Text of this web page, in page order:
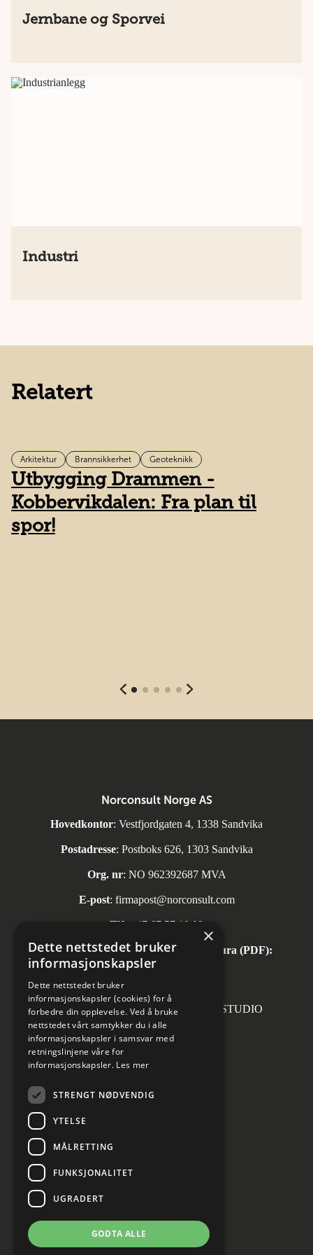
Jernbane og Sporvei
Industri
Relatert
Arkitektur Brannsikkerhet Geoteknikk
Utbygging Drammen -
Kobbervikdalen: Fra plan til
spor!
Norconsult Norge AS
Hovedkontor: Vestfjordgaten 4, 1338 Sandvika
Postadresse: Postboks 626, 1303 Sandvika
Org. nr: NO 962392687 MVA
E-post: firmapost@norconsult.com
Tlf: +47 67 57 10 00
Automatisk mottak av inngående faktura (PDF):
invoice.no@norconsult.com
Forsidefoto: RASMUS HJORTSHOJ STUDIO
Cookies innstillinger
×
Dette nettstedet bruker
informasjonskapsler
Dette nettstedet bruker
informasjonskapsler (cookies) for å
forbedre din opplevelse. Ved å bruke
nettstedet vårt samtykker du i alle
informasjonskapsler i samsvar med
retningslinjene våre for
informasjonskapsler. Les mer
STRENGT NØDVENDIG
YTELSE
MÅLRETTING
FUNKSJONALITET
UGRADERT
GODTA ALLE